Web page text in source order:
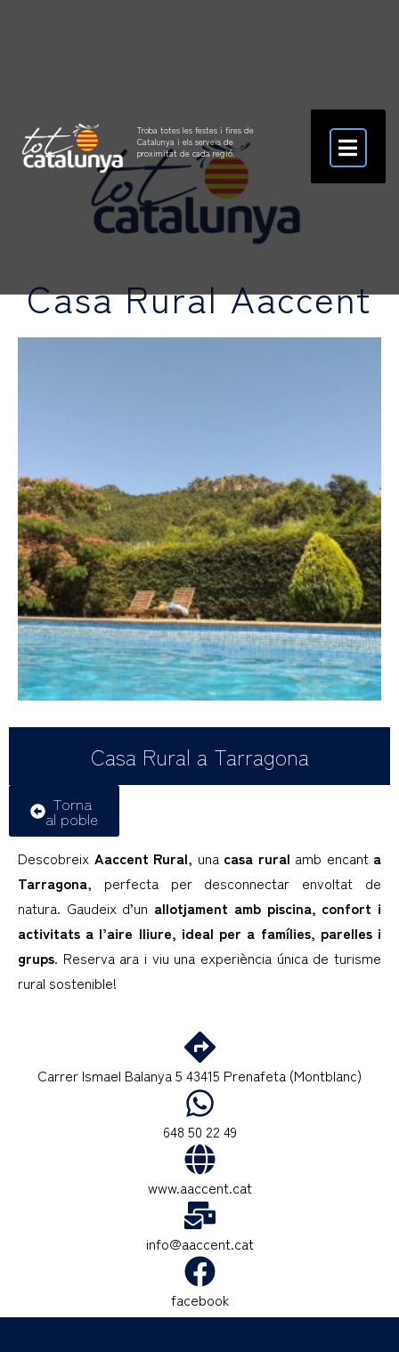
Troba totes les festes i fires de
Catalunya i els serveis de
proximitat de cada regió.
Casa Rural Aaccent
Casa Rural a Tarragona
Torna
al poble
Descobreix Aaccent Rural, una casa rural amb encant a
Tarragona, perfecta per desconnectar envoltat de
natura. Gaudeix d’un allotjament amb piscina, confort i
activitats a l’aire lliure, ideal per a famílies, parelles i
grups. Reserva ara i viu una experiència única de turisme
rural sostenible!
Carrer Ismael Balanya 5 43415 Prenafeta (Montblanc)
648 50 22 49
www.aaccent.cat
info@aaccent.cat
facebook